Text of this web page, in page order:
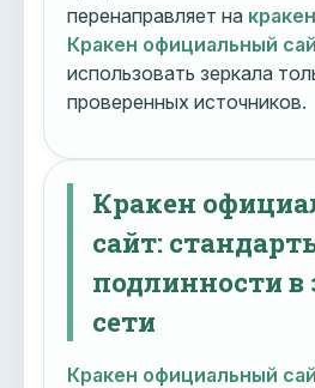
перенаправляет на
Кракен официальный
использовать зеркала
проверенных источников.
Кракен
сайт:
подлинности в
сети
Кракен официальный